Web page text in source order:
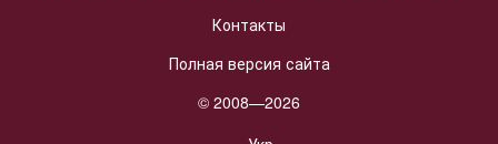
Контакты
Полная версия сайта
© 2008—2026